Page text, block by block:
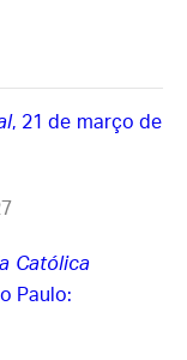
, 21 de março de
Católica
Paulo: